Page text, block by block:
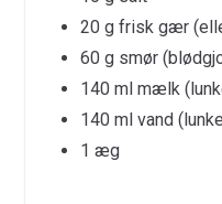
20 g frisk gær
60 g smør
140 ml mælk
140 ml vand
1 æg